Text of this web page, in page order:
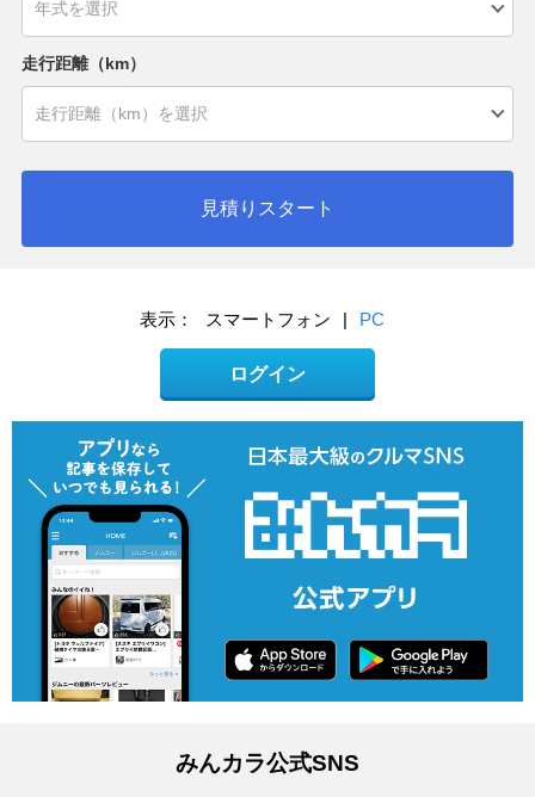
走行距離（km）
見積りスタート
表示： スマートフォン | PC
ログイン
みんカラ公式SNS